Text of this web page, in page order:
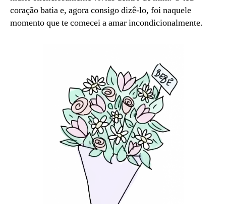
coração batia e, agora consigo dizê-lo, foi naquele
momento que te comecei a amar incondicionalmente.